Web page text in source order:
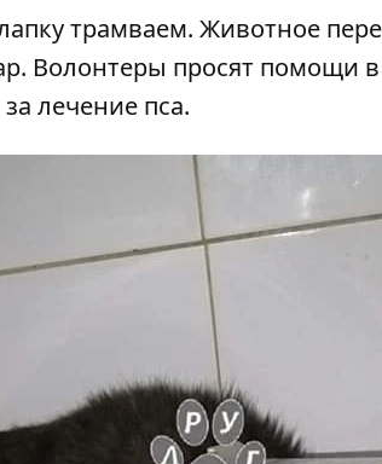
трамваем. Животное
Волонтеры просят помощи в
лечение пса.